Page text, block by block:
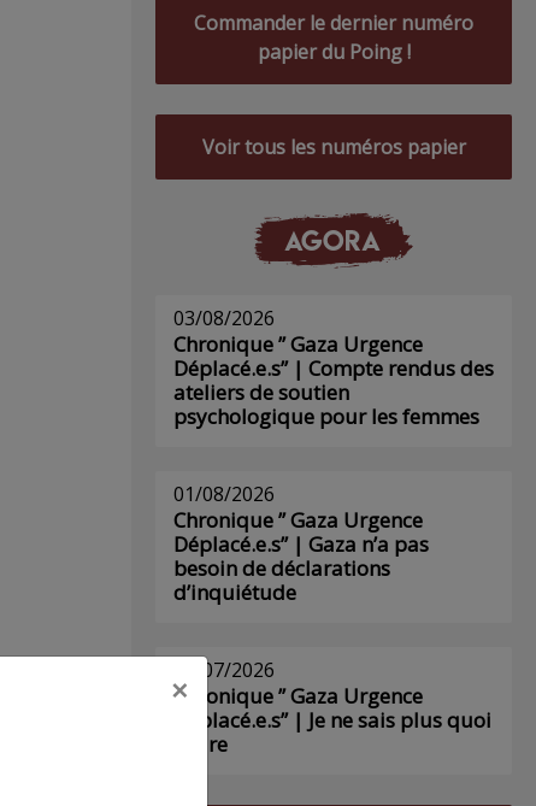
Commander le dernier numéro
papier du Poing !
Voir tous les numéros papier
AGORA
03/08/2026
Chronique ” Gaza Urgence
Déplacé.e.s” | Compte rendus des
ateliers de soutien
psychologique pour les femmes
01/08/2026
Chronique ” Gaza Urgence
Déplacé.e.s” | Gaza n’a pas
besoin de déclarations
d’inquiétude
29/07/2026
Chronique ” Gaza Urgence
Déplacé.e.s” | Je ne sais plus quoi
écrire
×